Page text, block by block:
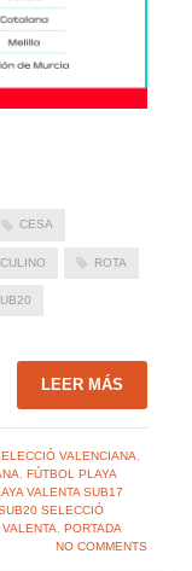
CESA
ROTA
LEER MÁS
VALENCIANA
FÚTBOL PLAYA
VALENTA SUB17
SELECCIÓ
PORTADA
NO COMMENTS